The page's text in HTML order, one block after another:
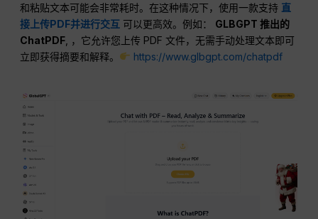
和粘贴文本可能会非常耗时。在这种情况下，使用一款支持 直
接上传PDF并进行交互 可以更高效。例如： GLBGPT 推出的
ChatPDF , ，它允许您上传 PDF 文件，无需手动处理文本即可
立即获得摘要和解释。
https://www.glbgpt.com/chatpdf